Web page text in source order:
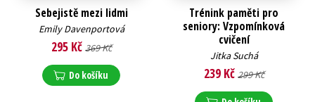
Sebejistě mezi lidmi
Emily Davenportová
295 Kč 369 Kč
Do košíku
Trénink paměti pro
seniory: Vzpomínková
cvičení
Jitka Suchá
239 Kč 299 Kč